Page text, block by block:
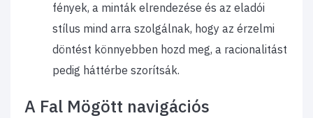
fények, a minták elrendezése és az eladói
stílus mind arra szolgálnak, hogy az érzelmi
döntést könnyebben hozd meg, a racionalitást
pedig háttérbe szorítsák.
A Fal Mögött navigációs